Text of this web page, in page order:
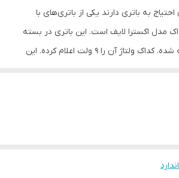
به باتری دارند یکی از باتری‌های با
9 ولت کداک مدل اکسترا لایف است. این باتری در بسته
یک عددی به بازار عرضه شده. کداک ولتاژ آن را 9 ولت اعلام کرده. این
همواره محصولات با کیفیتی را به بازار عرضه